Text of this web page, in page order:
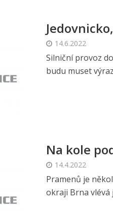
14.6.2022
Silniční provoz
budu muset
Na kole
14.4.2022
Pramenů je
okraji Brna vlévá